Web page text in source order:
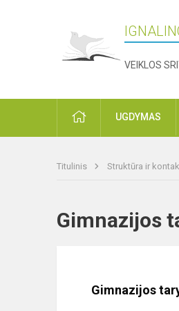
VEIKLOS
PRADŽIAUGDYMAS
Titulinis Struktūra ir
Gimnazijos
Gimnazijos